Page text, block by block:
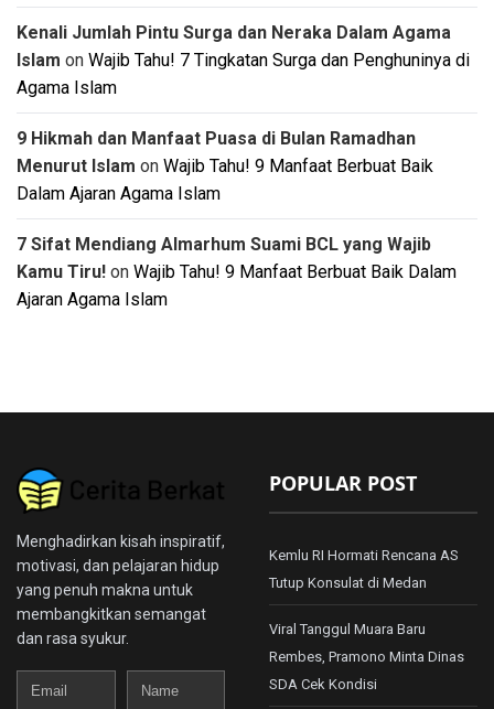
Kenali Jumlah Pintu Surga dan Neraka Dalam Agama
Islam on Wajib Tahu! 7 Tingkatan Surga dan Penghuninya di
Agama Islam
9 Hikmah dan Manfaat Puasa di Bulan Ramadhan
Menurut Islam on Wajib Tahu! 9 Manfaat Berbuat Baik
Dalam Ajaran Agama Islam
7 Sifat Mendiang Almarhum Suami BCL yang Wajib
Kamu Tiru! on Wajib Tahu! 9 Manfaat Berbuat Baik Dalam
Ajaran Agama Islam
Menghadirkan kisah inspiratif,
motivasi, dan pelajaran hidup
yang penuh makna untuk
membangkitkan semangat
dan rasa syukur.
Email
Name
POPULAR POST
Kemlu RI Hormati Rencana AS
Tutup Konsulat di Medan
Viral Tanggul Muara Baru
Rembes, Pramono Minta Dinas
SDA Cek Kondisi